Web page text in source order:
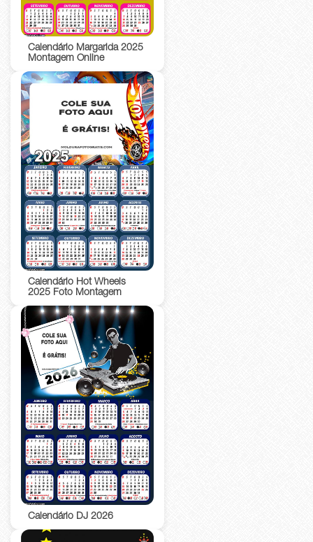
Calendário Margarida 2025
Montagem Online
Calendário Hot Wheels
2025 Foto Montagem
Calendário DJ 2026